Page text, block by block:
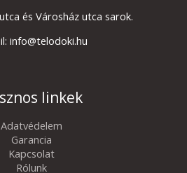
és Városház utca sarok.
info@telodoki.hu
linkek
Adatvédelem
Garancia
Kapcsolat
Rólunk